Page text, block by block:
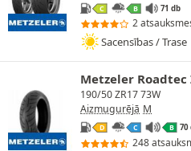
C B 71 db
2
Sacensības / Trase
Metzeler
190/50 ZR17 73W
Aizmugurējā M
D C B 70
248